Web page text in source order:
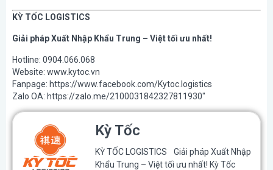
KỲ TỐC LOGISTICS
Giải pháp Xuất Nhập Khẩu Trung – Việt tối ưu nhất!
Hotline: 0904.066.068
Website: www.kytoc.vn
Fanpage: https://www.facebook.com/Kytoc.logistics
Zalo OA: https://zalo.me/2100031842327811930″
Kỳ Tốc
KỲ TỐC LOGISTICS Giải pháp Xuất Nhập
Khẩu Trung – Việt tối ưu nhất! Kỳ Tốc